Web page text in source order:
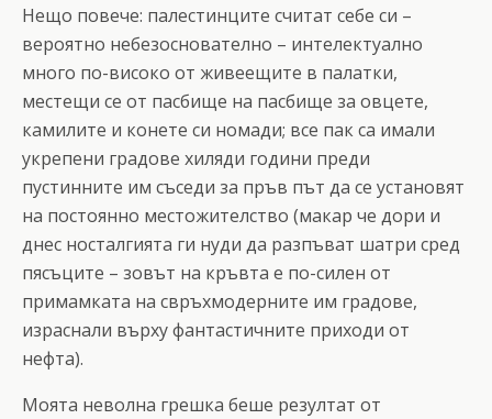
Нещо повече: палестинците считат себе си –
вероятно небезоснователно – интелектуално
много по-високо от живеещите в палатки,
местещи се от пасбище на пасбище за овцете,
камилите и конете си номади; все пак са имали
укрепени градове хиляди години преди
пустинните им съседи за пръв път да се установят
на постоянно местожителство (макар че дори и
днес носталгията ги нуди да разпъват шатри сред
пясъците – зовът на кръвта е по-силен от
примамката на свръхмодерните им градове,
израснали върху фантастичните приходи от
нефта).
Моята неволна грешка беше резултат от